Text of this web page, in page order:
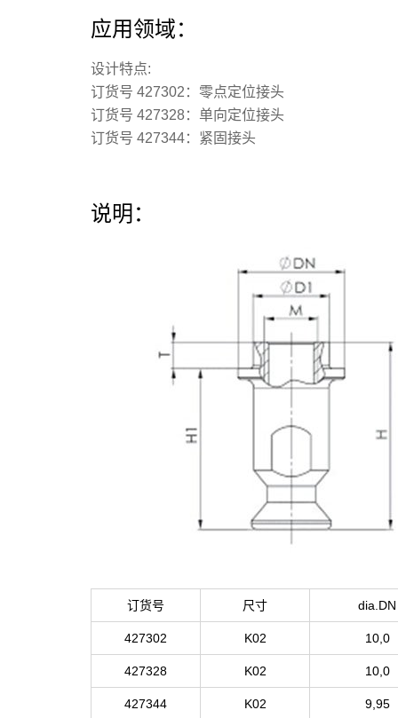
应用领域：
设计特点:
订货号 427302：零点定位接头
订货号 427328：单向定位接头
订货号 427344：紧固接头
说明：
订货号 尺寸 dia.DN
427302 K02 10,0
427328 K02 10,0
427344 K02 9,95